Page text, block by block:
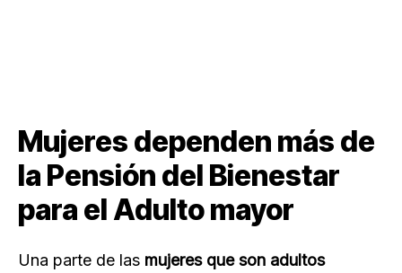
Mujeres dependen más de
la Pensión del Bienestar
para el Adulto mayor
Una parte de las mujeres que son adultos